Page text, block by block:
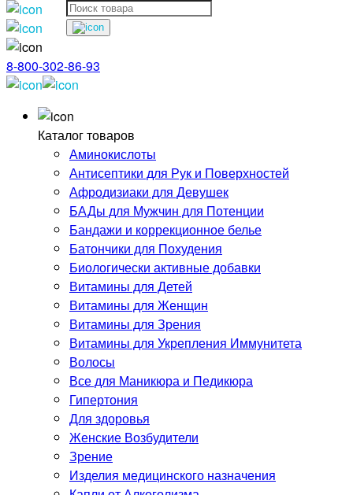
8-800-302-86-93
Каталог товаров
Аминокислоты
Антисептики для Рук и Поверхностей
Афродизиаки для Девушек
БАДы для Мужчин для Потенции
Бандажи и коррекционное белье
Батончики для Похудения
Биологически активные добавки
Витамины для Детей
Витамины для Женщин
Витамины для Зрения
Витамины для Укрепления Иммунитета
Волосы
Все для Маникюра и Педикюра
Гипертония
Для здоровья
Женские Возбудители
Зрение
Изделия медицинского назначения